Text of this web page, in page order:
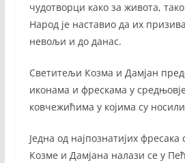
чудотворци како за живота,
Народ је наставио да их
невољи и до данас.
Светитељи Козма и Дамјан
иконама и фрескама у
ковчежићима у којима су
Једна од најпознатијих
Козме и Дамјана налази се у